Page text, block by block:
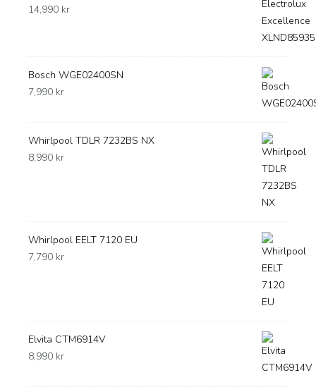
14,990 kr
Bosch WGE02400SN
7,990 kr
Whirlpool TDLR 7232BS NX
8,990 kr
Whirlpool EELT 7120 EU
7,790 kr
Elvita CTM6914V
8,990 kr